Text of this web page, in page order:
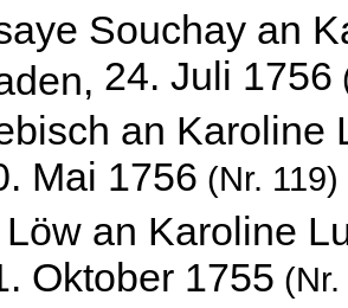
Souchay an
24. Juli 1756
an Karoline
Mai 1756 (Nr. 119)
Löw an Karoline
Oktober 1755